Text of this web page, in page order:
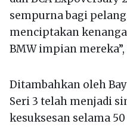
sempurna bagi
menciptakan
BMW impian
Ditambahkan oleh
Seri 3 telah menjadi
kesuksesan selama